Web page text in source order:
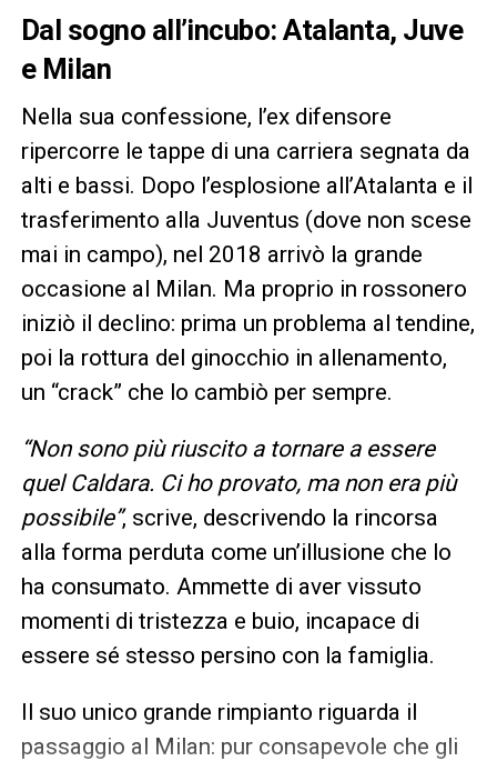
Dal sogno all’incubo: Atalanta, Juve
e Milan
Nella sua confessione, l’ex difensore
ripercorre le tappe di una carriera segnata da
alti e bassi. Dopo l’esplosione all’Atalanta e il
trasferimento alla Juventus (dove non scese
mai in campo), nel 2018 arrivò la grande
occasione al Milan. Ma proprio in rossonero
iniziò il declino: prima un problema al tendine,
poi la rottura del ginocchio in allenamento,
un “crack” che lo cambiò per sempre.
“Non sono più riuscito a tornare a essere
quel Caldara. Ci ho provato, ma non era più
possibile”, scrive, descrivendo la rincorsa
alla forma perduta come un’illusione che lo
ha consumato. Ammette di aver vissuto
momenti di tristezza e buio, incapace di
essere sé stesso persino con la famiglia.
Il suo unico grande rimpianto riguarda il
passaggio al Milan: pur consapevole che gli